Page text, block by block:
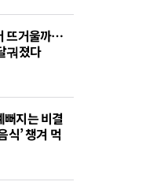
뜨거울까…
궈졌다
뻐지는 비결
식’ 챙겨 먹